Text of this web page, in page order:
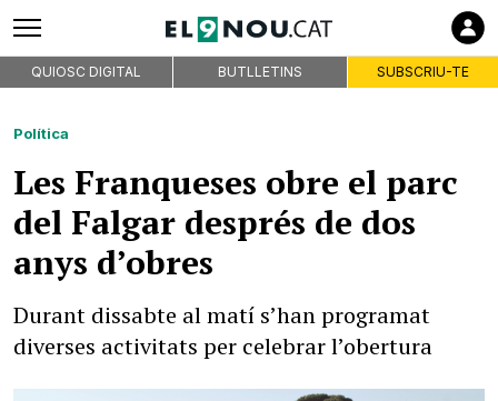
QUIOSC DIGITAL BUTLLETINS SUBSCRIU-TE
Política
Les Franqueses obre el parc
del Falgar després de dos
anys d’obres
Durant dissabte al matí s’han programat
diverses activitats per celebrar l’obertura